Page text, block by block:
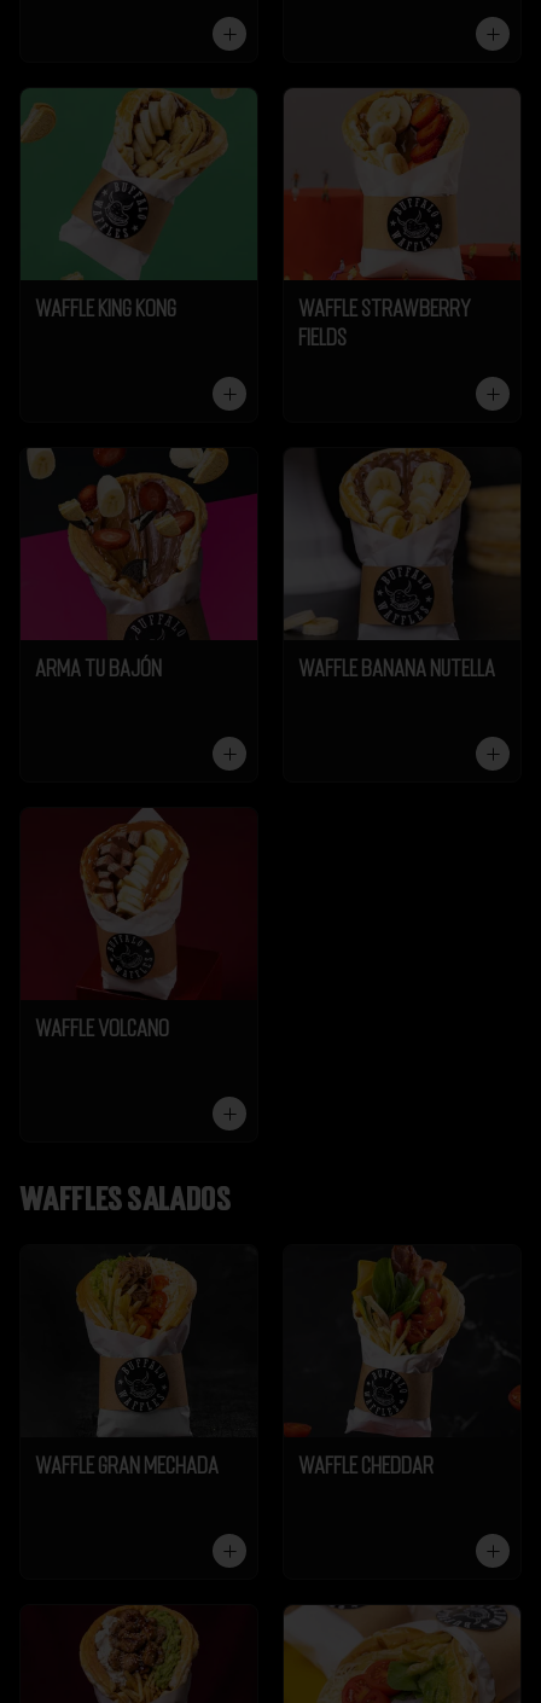
Waffle King Kong
Waffle Strawberry
Fields
Arma tu Bajón Waffle Banana Nutella
Waffle Volcano
Waffles salados
Waffle Gran Mechada Waffle Cheddar